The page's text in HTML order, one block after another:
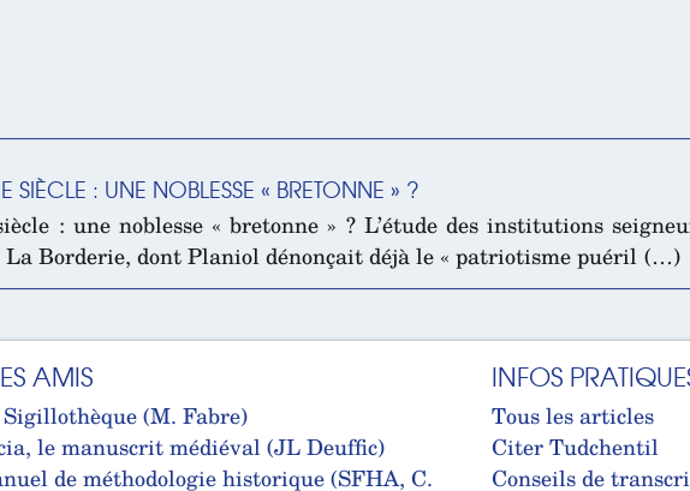
SIÈCLE : UNE NOBLESSE « BRETONNE » ?
: une noblesse « bretonne » ? L’étude des institutions
La Borderie, dont Planiol dénonçait déjà le « patriotisme puéril (…)
AMIS
(M. Fabre)
le manuscrit médiéval (JL Deuffic)
de méthodologie historique (SFHA, C.
INFOS
Tous les articles
Citer Tudchentil
Conseils de